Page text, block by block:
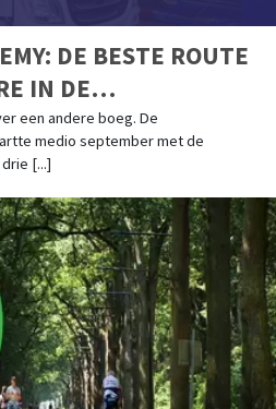
DE BESTE ROUTE
IN DE
een andere boeg. De
medio september met de
[...]